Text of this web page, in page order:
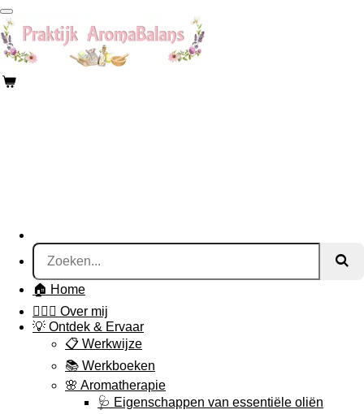
Ga
direct
naar
de
🏠 Home
🙋🏻‍♀️ Over mij
💡 Ontdek & Ervaar
📋 Werkwijze
📚 Werkboeken
🌸 Aromatherapie
🩺 Eigenschappen van essentiële oliën